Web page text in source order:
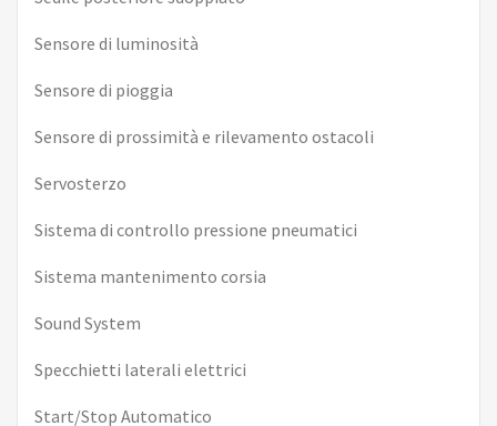
Sensore di luminosità
Sensore di pioggia
Sensore di prossimità e rilevamento ostacoli
Servosterzo
Sistema di controllo pressione pneumatici
Sistema mantenimento corsia
Sound System
Specchietti laterali elettrici
Start/Stop Automatico